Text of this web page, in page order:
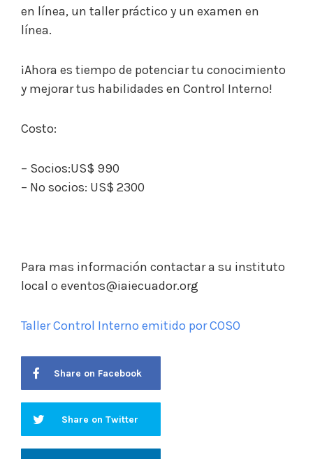
en línea, un taller práctico y un examen en
línea.
¡Ahora es tiempo de potenciar tu conocimiento
y mejorar tus habilidades en Control Interno!
Costo:
– Socios:US$ 990
– No socios: US$ 2300
Para mas información contactar a su instituto
local o eventos@iaiecuador.org
Taller Control Interno emitido por COSO
Share on Facebook
Share on Twitter